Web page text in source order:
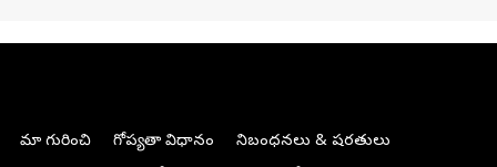
మా గురించి గోప్యతా విధానం
నిబంధనలు & షరతులు